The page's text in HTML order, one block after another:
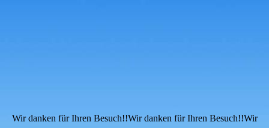
Wir danken für Ihren Besuch!!Wir danken für Ihren Besuch!!Wir